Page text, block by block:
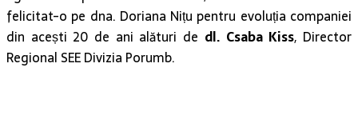
felicitat-o pe dna. Doriana Nițu pentru evoluția companiei
din acești 20 de ani alături de dl. Csaba Kiss, Director
Regional SEE Divizia Porumb.